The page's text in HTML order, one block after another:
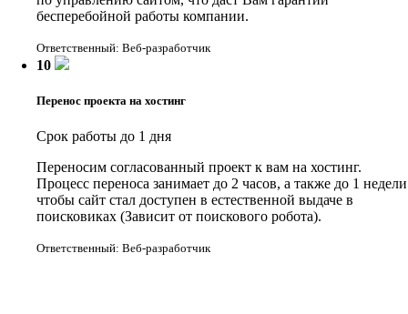
бесперебойной работы компании.
Ответственный: Веб-разработчик
10
Перенос проекта на хостинг
Срок работы до 1 дня
Переносим согласованный проект к вам на хостинг.
Процесс переноса занимает до 2 часов, а также до 1 недели
чтобы сайт стал доступен в естественной выдаче в
поисковиках (Зависит от поискового робота).
Ответственный: Веб-разработчик